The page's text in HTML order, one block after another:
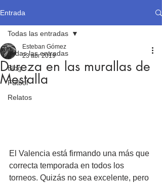
Entrada
Todas las entradas
Blog
Fútbol
Relatos
Todas las entradas
Dureza en las murallas de
Mestalla
Esteban Gómez
23 abr 2019
El Valencia está firmando una más que
correcta temporada en todos los
torneos. Quizás no sea excelente, pero